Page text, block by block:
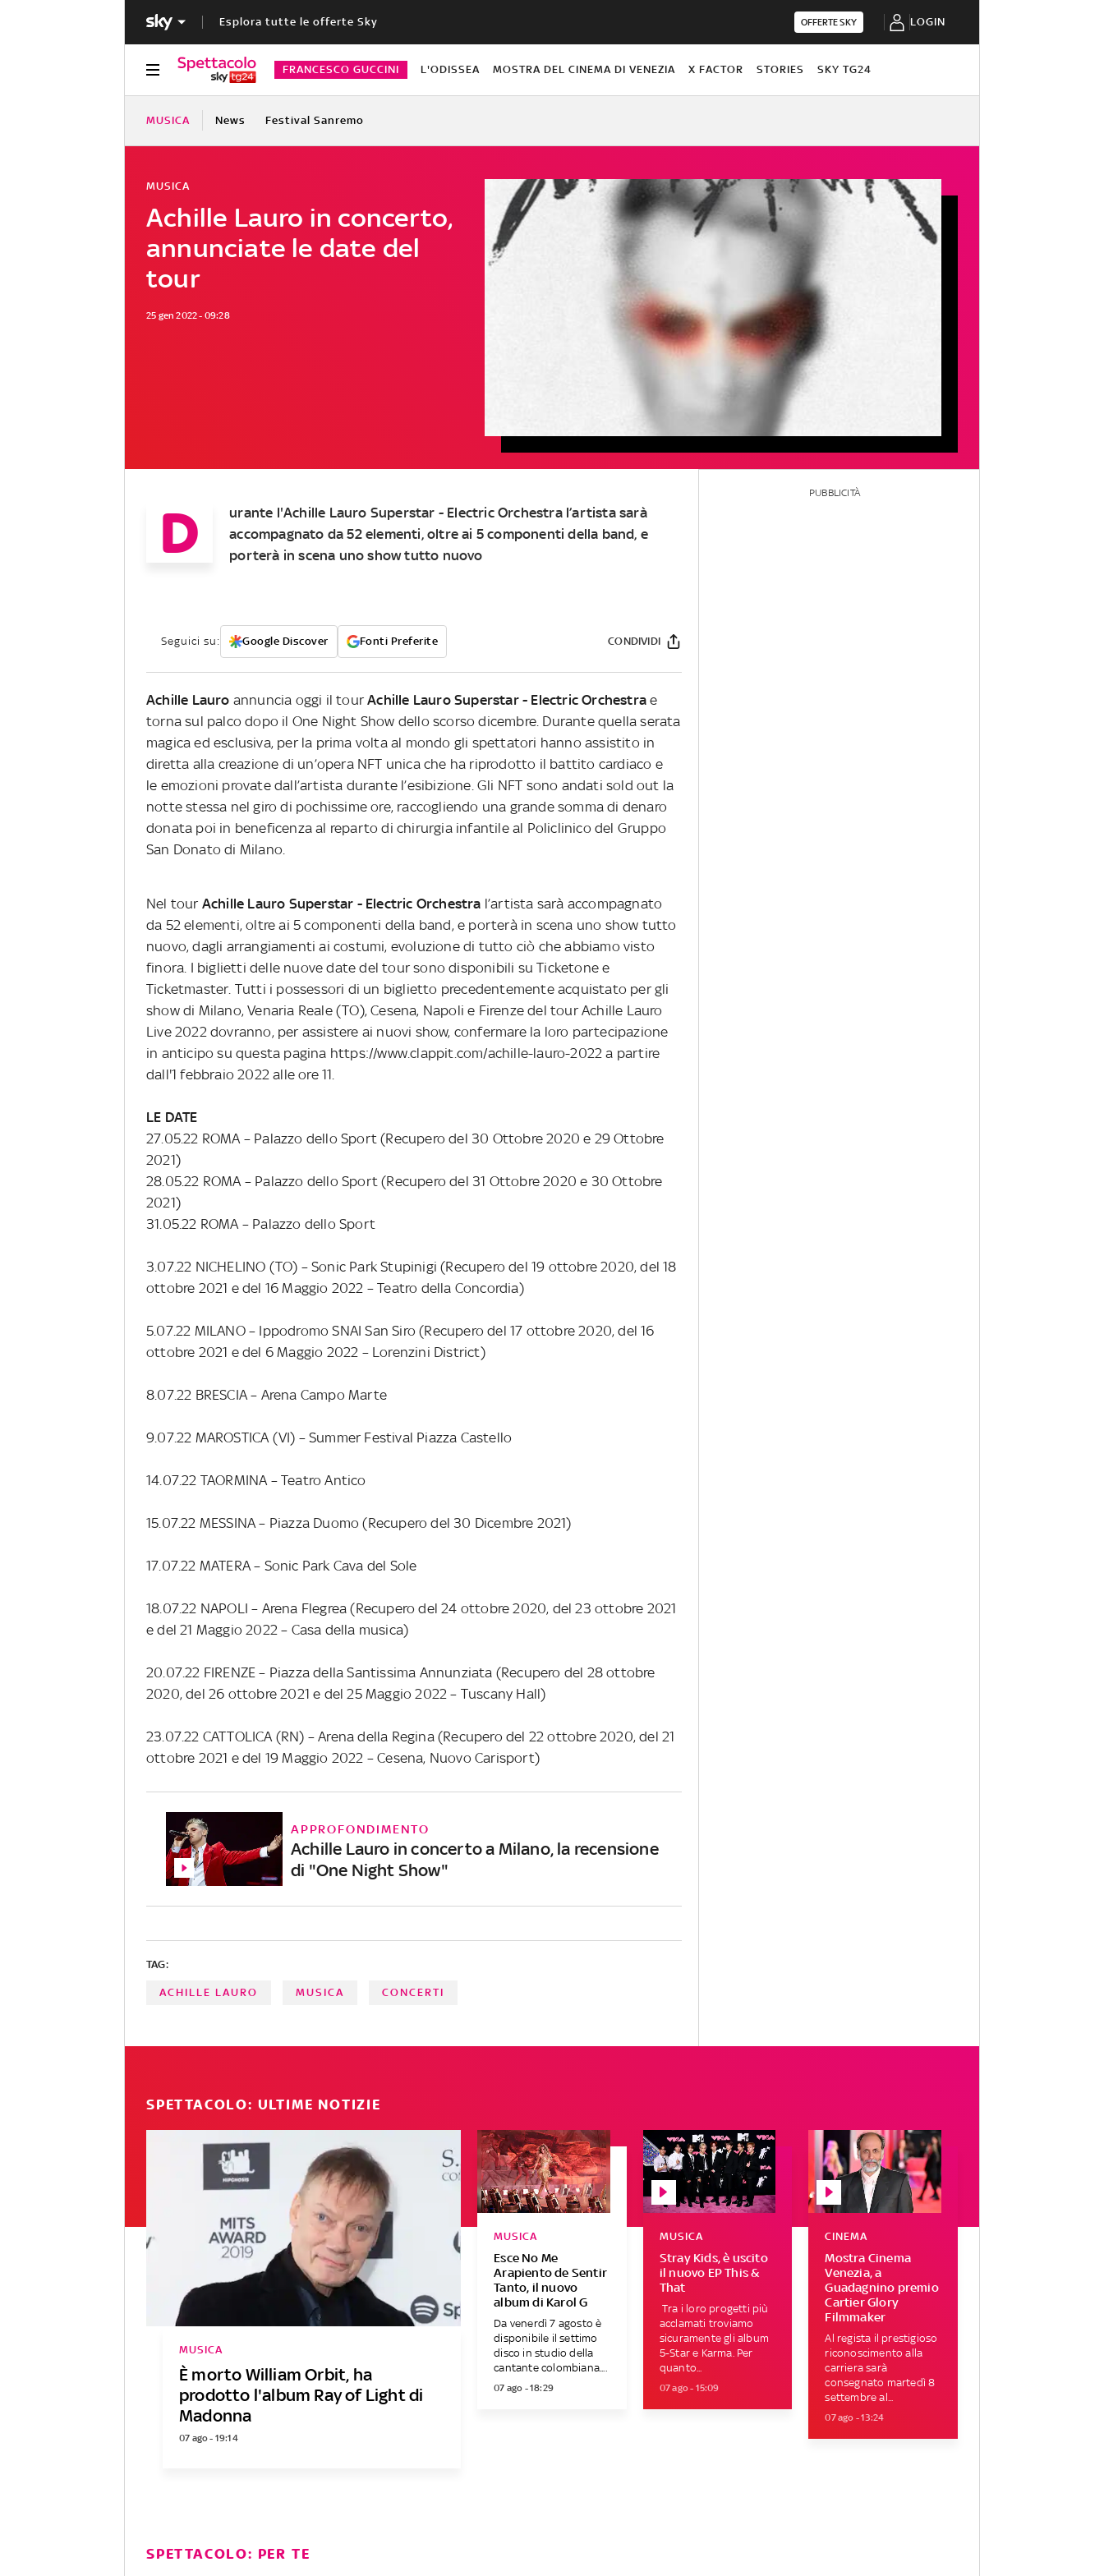
Esplora tutte le offerte Sky OFFERTE SKY LOGIN
FRANCESCO GUCCINI L'ODISSEA MOSTRA DEL CINEMA DI VENEZIA X FACTOR STORIES SKY TG24
MUSICA News Festival Sanremo
Achille Lauro in concerto,
annunciate le date del
tour
MUSICA
25 gen 2022 - 09:28
D
urante l'Achille Lauro Superstar - Electric Orchestra l’artista sarà
accompagnato da 52 elementi, oltre ai 5 componenti della band, e
porterà in scena uno show tutto nuovo
Seguici su: Google Discover Fonti Preferite CONDIVIDI
Achille Lauro annuncia oggi il tourAchille Lauro Superstar - Electric Orchestra e
torna sul palco dopo il One Night Show dello scorso dicembre. Durante quella serata
magica ed esclusiva, per la prima volta al mondo gli spettatori hannoassistito in
diretta alla creazione di un’opera NFT unica che ha riprodotto il battito cardiaco e
le emozioni provate dall’artista durante l’esibizione. Gli NFT sono andati sold out la
notte stessa nel giro di pochissime ore, raccogliendo una grande somma di denaro
donata poi in beneficenza al reparto di chirurgia infantile al Policlinico del Gruppo
San Donato di Milano.
Nel tour Achille Lauro Superstar - Electric Orchestra l’artista sarà accompagnato
da 52 elementi, oltre ai 5 componenti della band, e porterà in scena uno show tutto
nuovo, dagli arrangiamenti ai costumi, evoluzione di tutto ciò che abbiamo visto
finora. I biglietti delle nuove date del tour sono disponibili su Ticketone e
Ticketmaster. Tutti i possessori di un biglietto precedentemente acquistato per gli
show di Milano, Venaria Reale (TO), Cesena, Napoli e Firenze del tour Achille Lauro
Live 2022 dovranno, per assistere ai nuovi show, confermare la loro partecipazione
in anticipo su questa pagina https://www.clappit.com/achille-lauro-2022 a partire
dall'1 febbraio 2022 alle ore 11.
LE DATE
27.05.22 ROMA – Palazzo dello Sport (Recupero del 30 Ottobre 2020 e 29 Ottobre
2021)
28.05.22 ROMA – Palazzo dello Sport (Recupero del 31 Ottobre 2020 e 30 Ottobre
2021)
31.05.22 ROMA – Palazzo dello Sport
3.07.22 NICHELINO (TO) – Sonic Park Stupinigi (Recupero del 19 ottobre 2020, del 18
ottobre 2021 e del 16 Maggio 2022 – Teatro della Concordia)
5.07.22 MILANO – Ippodromo SNAI San Siro (Recupero del 17 ottobre 2020, del 16
ottobre 2021 e del 6 Maggio 2022 – Lorenzini District)
8.07.22 BRESCIA – Arena Campo Marte
9.07.22 MAROSTICA (VI) – Summer Festival Piazza Castello
14.07.22 TAORMINA – Teatro Antico
15.07.22 MESSINA – Piazza Duomo(Recupero del 30 Dicembre 2021)
17.07.22 MATERA – Sonic Park Cava del Sole
18.07.22 NAPOLI – Arena Flegrea (Recupero del 24 ottobre 2020, del 23 ottobre 2021
e del 21 Maggio 2022 – Casa della musica)
20.07.22 FIRENZE – Piazza della Santissima Annunziata (Recupero del 28 ottobre
2020, del 26 ottobre 2021 e del 25 Maggio 2022 – Tuscany Hall)
23.07.22 CATTOLICA (RN) – Arena della Regina(Recupero del 22 ottobre 2020, del 21
ottobre 2021 e del 19 Maggio 2022 – Cesena, Nuovo Carisport)
APPROFONDIMENTO
Achille Lauro in concerto a Milano, la recensione
di "One Night Show"
TAG:
ACHILLE LAURO MUSICA CONCERTI
PUBBLICITÀ
SPETTACOLO: ULTIME NOTIZIE
È morto William Orbit, ha
prodotto l'album Ray of Light di
Madonna
MUSICA
07 ago - 19:14
Esce No Me
Arapiento de Sentir
Tanto, il nuovo
album di Karol G
MUSICA
Da venerdì 7 agosto è
disponibile il settimo
disco in studio della
cantante colombiana....
07 ago - 18:29
Stray Kids, è uscito
il nuovo EP This &
That
MUSICA
Tra i loro progetti più
acclamati troviamo
sicuramente gli album
5-Star e Karma. Per
quanto...
07 ago - 15:09
Mostra Cinema
Venezia, a
Guadagnino premio
Cartier Glory
Filmmaker
CINEMA
Al regista il prestigioso
riconoscimento alla
carriera sarà
consegnato martedì 8
settembre al...
07 ago - 13:24
SPETTACOLO: PER TE